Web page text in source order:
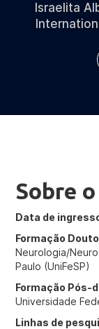
Israelita
Sobre
Data de
Formação
Neurologia/
Paulo (UniFeSP)
Formação Pós-
Universidade
Linhas de